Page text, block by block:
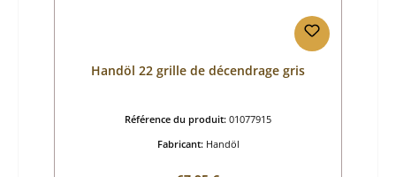
Handöl 22 grille de décendrage gris
Référence du produit: 01077915
Fabricant: Handöl